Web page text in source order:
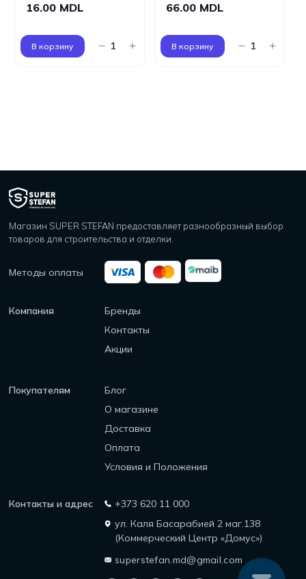
16.00 MDL
В корзину
66.00 MDL
В корзину
Магазин SUPER STEFAN предоставляет разнообразный выбор
товаров для строительства и отделки.
Методы оплаты
Компания
Бренды
Контакты
Акции
Покупателям
Блог
О магазине
Доставка
Оплата
Условия и Положения
Контакты и адрес
+373 620 11 000
ул. Каля Басарабией 2 маг.138
(Коммерческий Центр «Домус»)
superstefan.md@gmail.com